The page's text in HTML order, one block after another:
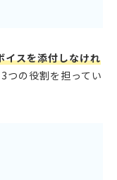
イスを添付しなけれ
つの役割を担ってい